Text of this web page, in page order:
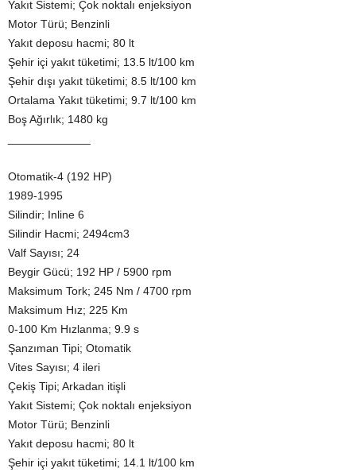
Yakıt Sistemi; Çok noktalı enjeksiyon
Motor Türü; Benzinli
Yakıt deposu hacmi; 80 lt
Şehir içi yakıt tüketimi; 13.5 lt/100 km
Şehir dışı yakıt tüketimi; 8.5 lt/100 km
Ortalama Yakıt tüketimi; 9.7 lt/100 km
Boş Ağırlık; 1480 kg
Otomatik-4 (192 HP)
1989-1995
Silindir; Inline 6
Silindir Hacmi; 2494cm3
Valf Sayısı; 24
Beygir Gücü; 192 HP / 5900 rpm
Maksimum Tork; 245 Nm / 4700 rpm
Maksimum Hız; 225 Km
0-100 Km Hızlanma; 9.9 s
Şanzıman Tipi; Otomatik
Vites Sayısı; 4 ileri
Çekiş Tipi; Arkadan itişli
Yakıt Sistemi; Çok noktalı enjeksiyon
Motor Türü; Benzinli
Yakıt deposu hacmi; 80 lt
Şehir içi yakıt tüketimi; 14.1 lt/100 km